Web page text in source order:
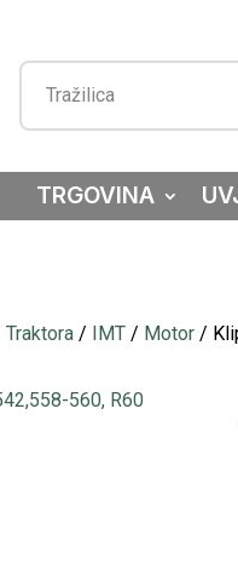
TRGOVINA
Traktora / IMT / Motor /